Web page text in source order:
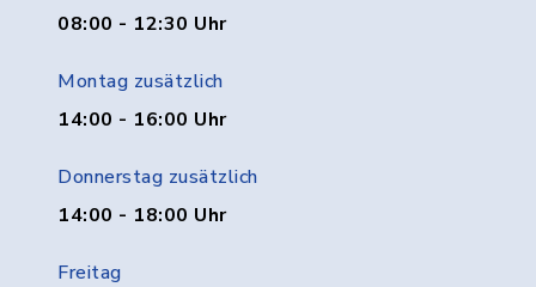
08:00 - 12:30 Uhr
Montag zusätzlich
14:00 - 16:00 Uhr
Donnerstag zusätzlich
14:00 - 18:00 Uhr
Freitag